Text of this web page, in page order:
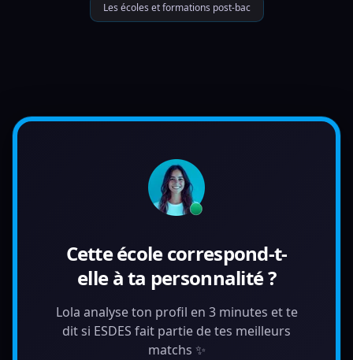
Les écoles et formations post-bac
Cette école correspond-t-
elle à ta personnalité ?
Lola analyse ton profil en 3 minutes et te
dit si ESDES fait partie de tes meilleurs
matchs ✨